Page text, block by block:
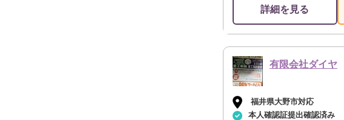
詳細を見る
有限会社ダイヤ
福井県大野市対応
本人確認証提出確認済み